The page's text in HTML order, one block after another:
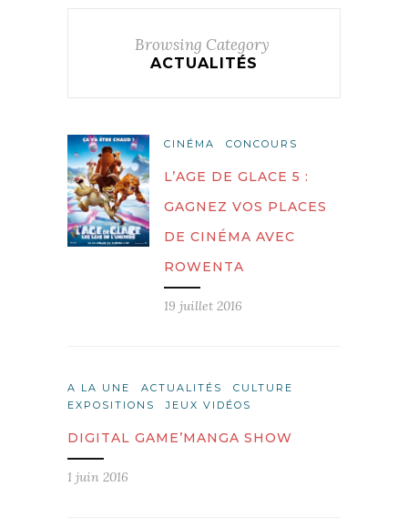
Browsing Category
ACTUALITÉS
CINÉMA CONCOURS
L’AGE DE GLACE 5 :
GAGNEZ VOS PLACES
DE CINÉMA AVEC
ROWENTA
19 juillet 2016
A LA UNE ACTUALITÉS
CULTURE
EXPOSITIONS
JEUX VIDÉOS
DIGITAL GAME’MANGA SHOW
1 juin 2016